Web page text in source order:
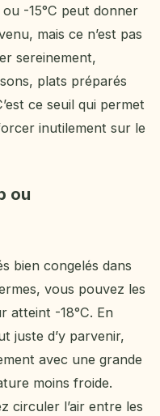
-15°C peut donner
mais ce n’est pas
sereinement,
plats préparés
ce seuil qui permet
inutilement sur le
ou
bien congelés dans
vous pouvez les
atteint -18°C. En
juste d’y parvenir,
avec une grande
moins froide.
circuler l’air entre les